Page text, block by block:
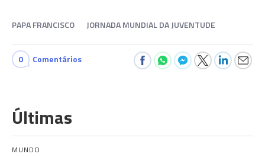
PAPA FRANCISCO JORNADA MUNDIAL DA JUVENTUDE
0 Comentários
Últimas
MUNDO